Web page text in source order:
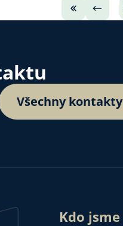
Všechny kontakty
Kdo jsme